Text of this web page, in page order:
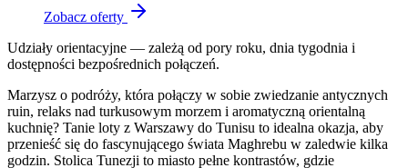
Zobacz oferty
Udziały orientacyjne — zależą od pory roku, dnia tygodnia i
dostępności bezpośrednich połączeń.
Marzysz o podróży, która połączy w sobie zwiedzanie antycznych
ruin, relaks nad turkusowym morzem i aromatyczną orientalną
kuchnię? Tanie loty z Warszawy do Tunisu to idealna okazja, aby
przenieść się do fascynującego świata Maghrebu w zaledwie kilka
godzin. Stolica Tunezji to miasto pełne kontrastów, gdzie